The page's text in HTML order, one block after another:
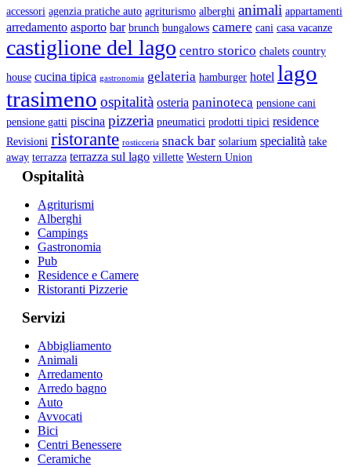
accessori agenzia pratiche auto agriturismo alberghi animali appartamenti
arredamento asporto bar brunch bungalows camere cani casa vacanze
castiglione del lago centro storico chalets country
house cucina tipica gastronomia gelateria hamburger hotel lago
trasimeno ospitalità osteria paninoteca pensione cani
pensione gatti piscina pizzeria pneumatici prodotti tipici residence
Revisioni ristorante rosticceria snack bar solarium specialità take
away terrazza terrazza sul lago villette Western Union
Ospitalità
Agriturismi
Alberghi
Campings
Gastronomia
Pub
Residence e Camere
Ristoranti Pizzerie
Servizi
Abbigliamento
Animali
Arredamento
Arredo bagno
Auto
Avvocati
Bici
Centri Benessere
Ceramiche